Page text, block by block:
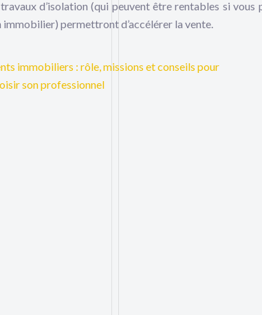
d’isolation (qui peuvent être rentables si
permettront d’accélérer la vente.
immobiliers : rôle, missions et conseils pour
son professionnel